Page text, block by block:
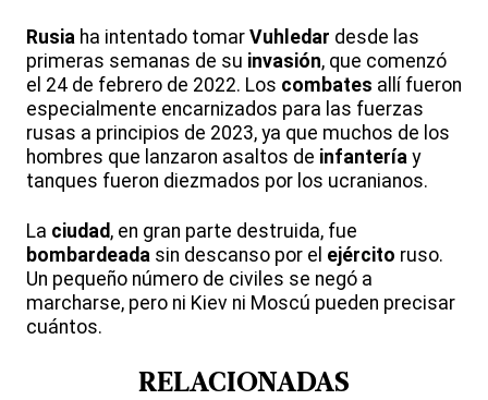
Rusia ha intentado tomar Vuhledar desde las
primeras semanas de su invasión, que comenzó
el 24 de febrero de 2022. Los combates allí fueron
especialmente encarnizados para las fuerzas
rusas a principios de 2023, ya que muchos de los
hombres que lanzaron asaltos de infantería y
tanques fueron diezmados por los ucranianos.
La ciudad, en gran parte destruida, fue
bombardeada sin descanso por el ejército ruso.
Un pequeño número de civiles se negó a
marcharse, pero ni Kiev ni Moscú pueden precisar
cuántos.
RELACIONADAS